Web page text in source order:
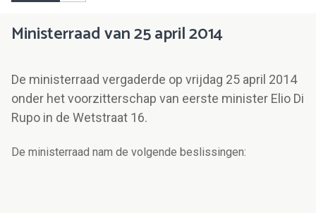
Ministerraad van 25 april 2014
De ministerraad vergaderde op vrijdag 25 april 2014
onder het voorzitterschap van eerste minister Elio Di
Rupo in de Wetstraat 16.
De ministerraad nam de volgende beslissingen: